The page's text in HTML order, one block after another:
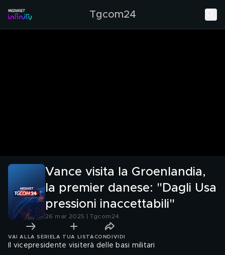
Tgcom24
Vance visita la Groenlandia,
la premier danese: "Dagli Usa
pressioni inaccettabili"
26 mar 2025 | Tgcom24
VAI ALLA SERIE LA TUA LISTA CONDIVIDI
Il vicepresidente visiterà delle basi militari